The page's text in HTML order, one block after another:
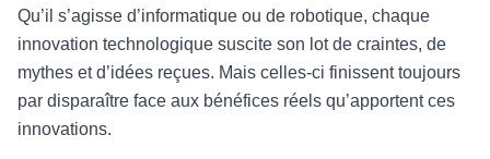
Qu’il s’agisse d’informatique ou de robotique, chaque
innovation technologique suscite son lot de craintes, de
mythes et d’idées reçues. Mais celles-ci finissent toujours
par disparaître face aux bénéfices réels qu’apportent ces
innovations.